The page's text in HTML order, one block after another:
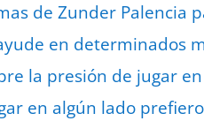
de Zunder Palencia
en determinados
la presión de jugar
en algún lado